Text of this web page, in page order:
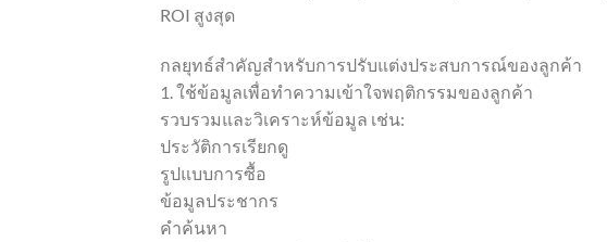
ROI สูงสุด
กลยุทธ์สำคัญสำหรับการปรับแต่งประสบการณ์ของลูกค้า
1. ใช้ข้อมูลเพื่อทำความเข้าใจพฤติกรรมของลูกค้า
รวบรวมและวิเคราะห์ข้อมูล เช่น:
ประวัติการเรียกดู
รูปแบบการซื้อ
ข้อมูลประชากร
คำค้นหา